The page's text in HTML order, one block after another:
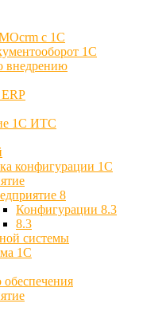
с 1C
1С
внедрению
1С ИТС
конфигурации 1С
8
Конфигурации 8.3
8.3
системы
1С